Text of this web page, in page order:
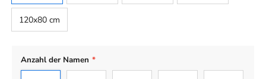
120x80 cm
Anzahl der Namen *